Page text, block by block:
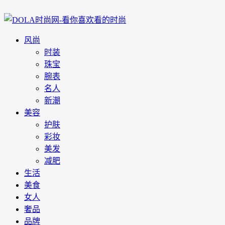
风尚
时装
珠宝
腕表
名人
新潮
美容
护肤
彩妆
美发
减肥
生活
美食
女人
奢品
品牌